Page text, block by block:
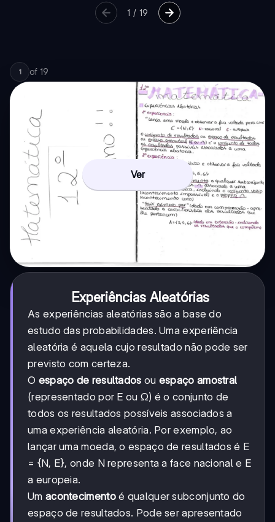
1 / 19
1 of 19
Ver
Experiências Aleatórias
As experiências aleatórias são a base do
estudo das probabilidades. Uma experiência
aleatória é aquela cujo resultado não pode ser
previsto com certeza.
O espaço de resultados ou espaço amostral
(representado por E ou Ω) é o conjunto de
todos os resultados possíveis associados a
uma experiência aleatória. Por exemplo, ao
lançar uma moeda, o espaço de resultados é E
= {N, E}, onde N representa a face nacional e E
a europeia.
Um acontecimentoé qualquer subconjunto do
espaço de resultados. Pode ser apresentado